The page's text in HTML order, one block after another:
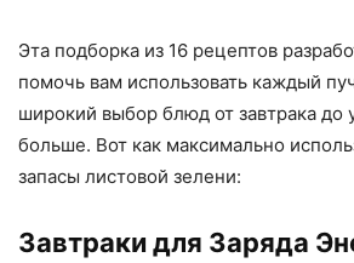
Эта подборка из 16 рецептов
помочь вам использовать каждый
широкий выбор блюд от завтрака до
больше. Вот как максимально
запасы листовой зелени:
Завтраки для Заряда